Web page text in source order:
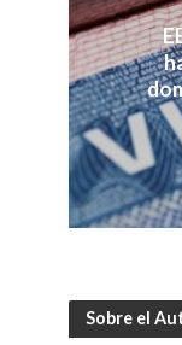
Sobre el